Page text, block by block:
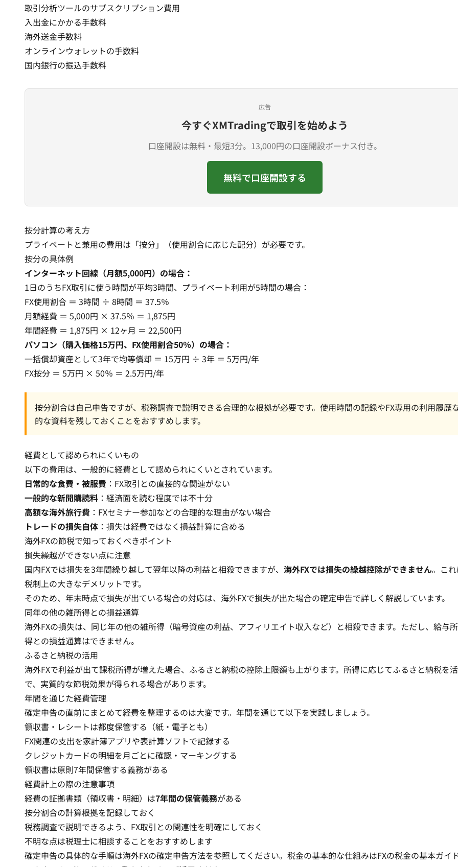
取引分析ツールのサブスクリプション費用
入出金にかかる手数料
海外送金手数料
オンラインウォレットの手数料
国内銀行の振込手数料
広告
今すぐXMTradingで取引を始めよう
口座開設は無料・最短3分。13,000円の口座開設ボーナス付き。
無料で口座開設する
按分計算の考え方
プライベートと兼用の費用は「按分」（使用割合に応じた配分）が必要です。
按分の具体例
インターネット回線（月額5,000円）の場合：
1日のうちFX取引に使う時間が平均3時間、プライベート利用が5時間の場合：
FX使用割合 ＝ 3時間 ÷ 8時間 ＝ 37.5％
月額経費 ＝ 5,000円 × 37.5％ ＝ 1,875円
年間経費 ＝ 1,875円 × 12ヶ月 ＝ 22,500円
パソコン（購入価格15万円、FX使用割合50％）の場合：
一括償却資産として3年で均等償却 ＝ 15万円 ÷ 3年 ＝ 5万円/年
FX按分 ＝ 5万円 × 50％ ＝ 2.5万円/年
按分割合は自己申告ですが、税務調査で説明できる合理的な根拠が必要です。使用時間の記録やFX専用の利用履歴
的な資料を残しておくことをおすすめします。
経費として認められにくいもの
以下の費用は、一般的に経費として認められにくいとされています。
日常的な食費・被服費 ：FX取引との直接的な関連がない
一般的な新聞購読料 ：経済面を読む程度では不十分
高額な海外旅行費 ：FXセミナー参加などの合理的な理由がない場合
トレードの損失自体 ：損失は経費ではなく損益計算に含める
海外FXの節税で知っておくべきポイント
損失繰越ができない点に注意
国内FXでは損失を3年間繰り越して翌年以降の利益と相殺できますが、 海外FXでは損失の繰越控除ができません。こ
税制上の大きなデメリットです。
そのため、年末時点で損失が出ている場合の対応は、 海外FXで損失が出た場合の確定申告で詳しく解説しています。
同年の他の雑所得との損益通算
海外FXの損失は、同じ年の他の雑所得（暗号資産の利益、アフィリエイト収入など）と相殺できます。ただし、給与
得との損益通算はできません。
ふるさと納税の活用
海外FXで利益が出て課税所得が増えた場合、ふるさと納税の控除上限額も上がります。所得に応じてふるさと納税を
で、実質的な節税効果が得られる場合があります。
年間を通じた経費管理
確定申告の直前にまとめて経費を整理するのは大変です。年間を通じて以下を実践しましょう。
領収書・レシートは都度保管する（紙・電子とも）
FX関連の支出を家計簿アプリや表計算ソフトで記録する
クレジットカードの明細を月ごとに確認・マーキングする
領収書は原則7年間保管する義務がある
経費計上の際の注意事項
経費の証拠書類（領収書・明細）は7年間の保管義務がある
按分割合の計算根拠を記録しておく
税務調査で説明できるよう、FX取引との関連性を明確にしておく
不明な点は税理士に相談することをおすすめします
確定申告の具体的な手順は海外FXの確定申告方法を参照してください。税金の基本的な仕組みはFXの税金の基本ガイ